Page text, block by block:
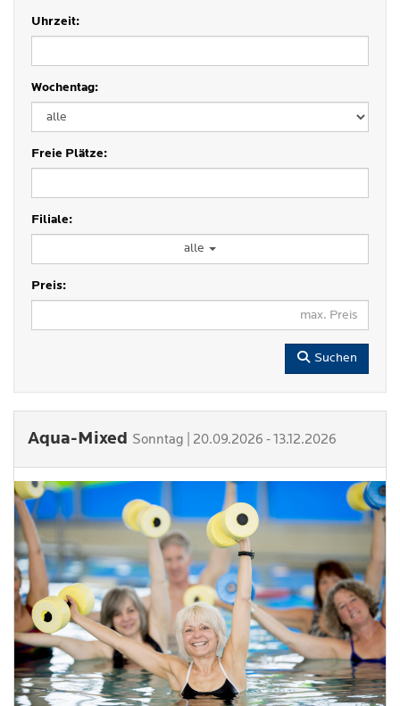
Uhrzeit:
Wochentag:
Freie Plätze:
Filiale:
alle
Preis:
Suchen
Aqua-Mixed Sonntag | 20.09.2026 - 13.12.2026